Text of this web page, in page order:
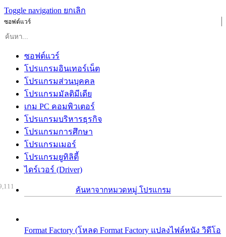
Toggle navigation ยกเลิก
ซอฟต์แวร์
ซอฟต์แวร์
โปรแกรมอินเทอร์เน็ต
โปรแกรมส่วนบุคคล
โปรแกรมมัลติมีเดีย
เกม PC คอมพิวเตอร์
โปรแกรมบริหารธุรกิจ
โปรแกรมการศึกษา
โปรแกรมเมอร์
โปรแกรมยูทิลิตี้
ไดร์เวอร์ (Driver)
ค้นหาจากหมวดหมู่ โปรแกรม
Format Factory (โหลด Format Factory แปลงไฟล์หนัง วิดีโอ